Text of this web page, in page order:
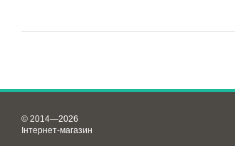
© 2014—2026
Інтернет-магазин